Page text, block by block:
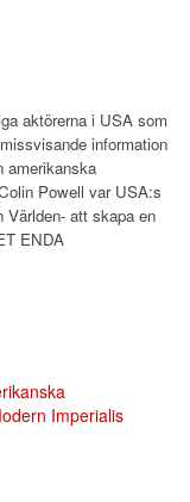
aktörerna i USA som
information
amerikanska
Powell var USA:s
Världen- att skapa en
ENDA
Imperialis